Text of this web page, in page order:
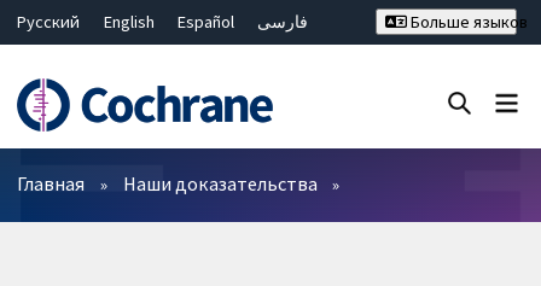
Русский English Español
فارسی
Bahasa Malaysia
ไทย
繁體中文
简体中文
Больше языков
Фильтры
Главная Наши доказательства